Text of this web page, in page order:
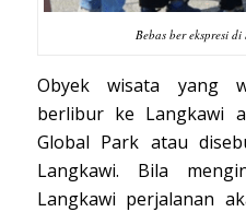
Bebas ber ekspresi
Obyek wisata yang
berlibur ke Langkawi
Global Park atau
Langkawi. Bila
Langkawi perjalanan